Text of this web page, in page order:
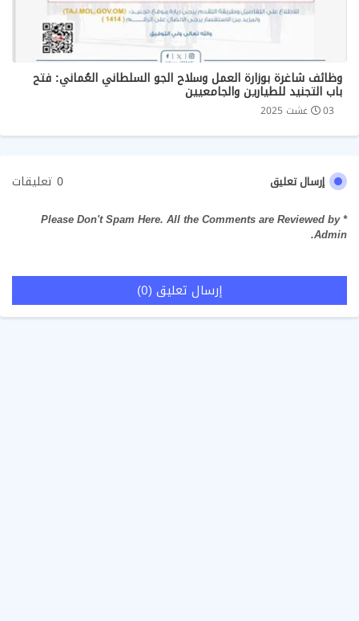
وظائف شاغرة بوزارة العمل وسلاح الجو السلطاني العُماني: فتح
باب التجنيد للطيارين والجامعيين
03 غشت 2025
إرسال تعليق 0 تعليقات
* Please Don't Spam Here. All the Comments are Reviewed by
Admin.
إرسال تعليق (0)